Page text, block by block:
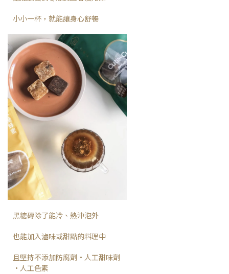
小小一杯，就能讓身心舒暢
黑糖磚除了能冷、熱沖泡外
也能加入滷味或甜點的料理中
且堅持不添加防腐劑·人工甜味劑
·人工色素